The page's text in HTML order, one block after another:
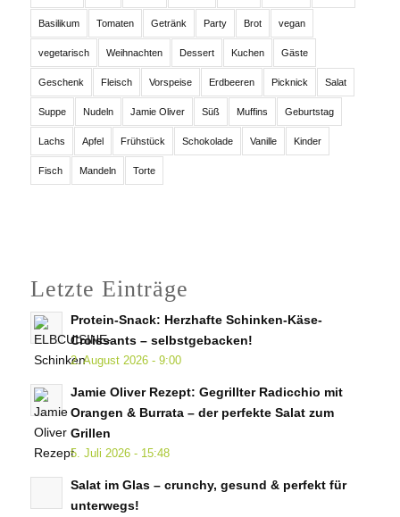
Basilikum Tomaten Getränk Party Brot vegan
vegetarisch Weihnachten Dessert Kuchen Gäste
Geschenk Fleisch Vorspeise Erdbeeren Picknick Salat
Suppe Nudeln Jamie Oliver Süß Muffins Geburtstag
Lachs Apfel Frühstück Schokolade Vanille Kinder
Fisch Mandeln Torte
Letzte Einträge
Protein-Snack: Herzhafte Schinken-Käse-
Croissants – selbstgebacken!
2. August 2026 - 9:00
Jamie Oliver Rezept: Gegrillter Radicchio mit
Orangen & Burrata – der perfekte Salat zum
Grillen
5. Juli 2026 - 15:48
Salat im Glas – crunchy, gesund & perfekt für
unterwegs!